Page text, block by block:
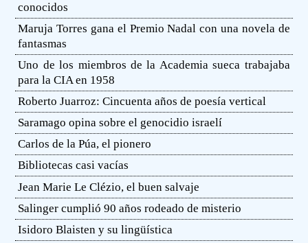
conocidos
Maruja Torres gana el Premio Nadal con una novela de
fantasmas
Uno de los miembros de la Academia sueca trabajaba
para la CIA en 1958
Roberto Juarroz: Cincuenta años de poesía vertical
Saramago opina sobre el genocidio israelí
Carlos de la Púa, el pionero
Bibliotecas casi vacías
Jean Marie Le Clézio, el buen salvaje
Salinger cumplió 90 años rodeado de misterio
Isidoro Blaisten y su lingüística